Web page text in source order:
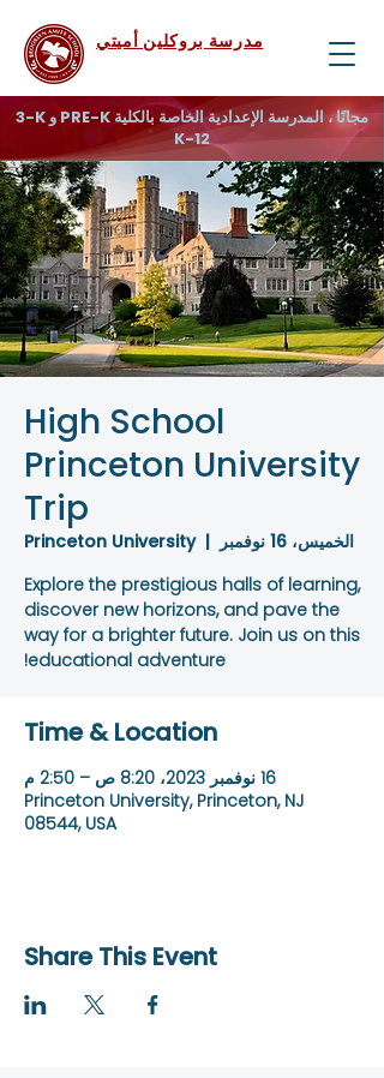
مدرسة بروكلين أميتي
3-K و PRE-K مجانًا ، المدرسة الإعدادية الخاصة بالكلية
K-12
High School
Princeton University
Trip
الخميس، 16 نوفمبر
  |
Princeton University
Explore the prestigious halls of learning,
discover new horizons, and pave the
way for a brighter future. Join us on this
educational adventure!
Time & Location
16 نوفمبر 2023، 8:20 ص – 2:50 م
Princeton University, Princeton, NJ
08544, USA
Share This Event